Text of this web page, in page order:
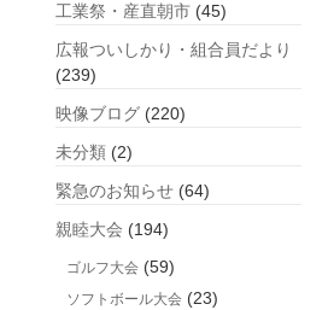
工業祭・産直朝市 (45)
広報ついしかり・組合員だより
(239)
映像ブログ (220)
未分類 (2)
緊急のお知らせ (64)
親睦大会 (194)
ゴルフ大会 (59)
ソフトボール大会 (23)